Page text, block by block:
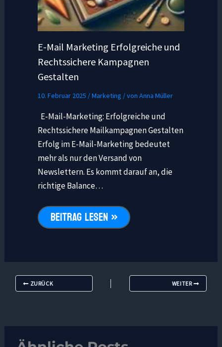
E-Mail Marketing Erfolgreiche und
Rechtssichere Kampagnen
Gestalten
10. Februar 2025 /Marketing / von Anna Müller
E-Mail-Marketing: Erfolgreiche und
Rechtssichere Mailkampagnen Gestalten
Erfolg im E-Mail-Marketing bedeutet
mehr als nur den Versand von
Newslettern. Es kommt darauf an, die
richtige Balance…
BEITRAG LESEN »
ZURÜCK WEITER